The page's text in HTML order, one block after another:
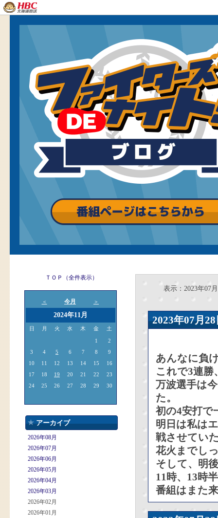
ＴＯＰ（全件表示）
＜ 今月 ＞
2024年11月
日 月 火 水 木 金 土
1
2
3
4 5 6 7 8
9
10
11 12 13 14 15
16
17
18 19 20 21 22
23
24
25 26 27 28 29 30
アーカイブ
2026年08月
2026年07月
2026年06月
2026年05月
2026年04月
2026年03月
2026年02月
2026年01月
表示：2023年07月
2023年07
あんなに負
これで3連勝
万波選手は
た。
初の4安打で
明日は私は
戦させてい
花火までし
そして、明
11時、13時
番組はまた